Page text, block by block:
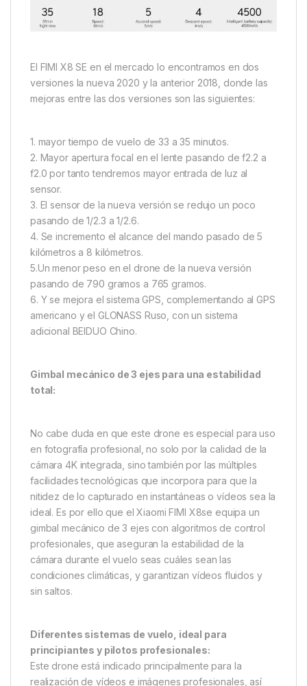
El FIMI X8 SE en el mercado lo encontramos en dos
versiones la nueva 2020 y la anterior 2018, donde las
mejoras entre las dos versiones son las siguientes:
1. mayor tiempo de vuelo de 33 a 35 minutos.
2. Mayor apertura focal en el lente pasando de f2.2 a
f2.0 por tanto tendremos mayor entrada de luz al
sensor.
3. El sensor de la nueva versión se redujo un poco
pasando de 1/2.3 a 1/2.6.
4. Se incremento el alcance del mando pasado de 5
kilómetros a 8 kilómetros.
5.Un menor peso en el drone de la nueva versión
pasando de 790 gramos a 765 gramos.
6. Y se mejora el sistema GPS, complementando al GPS
americano y el GLONASS Ruso, con un sistema
adicional BEIDUO Chino.
Gimbal mecánico de 3 ejes para una estabilidad
total:
No cabe duda en que este drone es especial para uso
en fotografía profesional, no solo por la calidad de la
cámara 4K integrada, sino también por las múltiples
facilidades tecnológicas que incorpora para que la
nitidez de lo capturado en instantáneas o vídeos sea la
ideal. Es por ello que el Xiaomi FIMI X8se equipa un
gimbal mecánico de 3 ejes con algoritmos de control
profesionales, que aseguran la estabilidad de la
cámara durante el vuelo seas cuáles sean las
condiciones climáticas, y garantizan vídeos fluidos y
sin saltos.
Diferentes sistemas de vuelo, ideal para
principiantes y pilotos profesionales:
Este drone está indicado principalmente para la
realización de vídeos e imágenes profesionales, así